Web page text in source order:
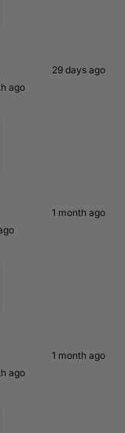
29 days ago
ago
1 month ago
1 month ago
ago